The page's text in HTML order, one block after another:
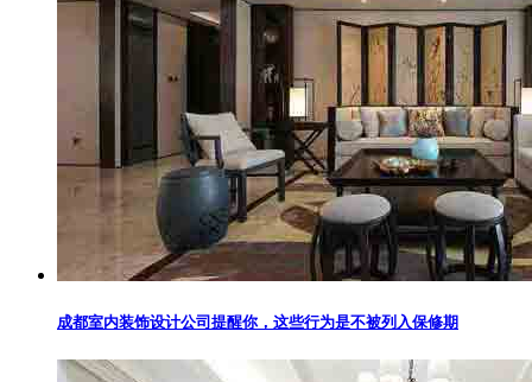
成都室内装饰设计公司提醒你，这些行为是不被列入保修期